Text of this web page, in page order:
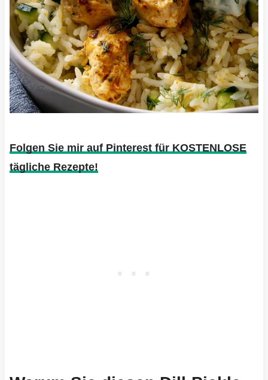
Folgen Sie mir auf Pinterest für KOSTENLOSE
tägliche Rezepte!